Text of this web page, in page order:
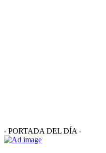
- PORTADA DEL DÍA -